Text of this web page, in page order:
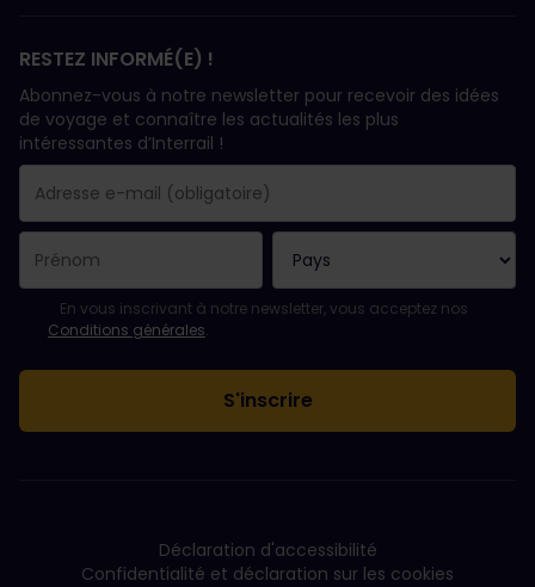
RESTEZ INFORMÉ(E) !
Abonnez-vous à notre newsletter pour recevoir des idées
de voyage et connaître les actualités les plus
intéressantes d’Interrail !
Votre abonnement a bien été pris en compte.
Le champ adresse e-mail est obligatoire.
L'adresse e-mail n'est pas valide !
L'inscription à la newsletter a échoué. Veuillez réessayer
Vous êtes déjà abonné(e) à cette newsletter.
Veuillez accepter les conditions générales pour vous inscrire à
En vous inscrivant à notre newsletter, vous acceptez nos
Conditions générales.
Déclaration d'accessibilité
Confidentialité et déclaration sur les cookies